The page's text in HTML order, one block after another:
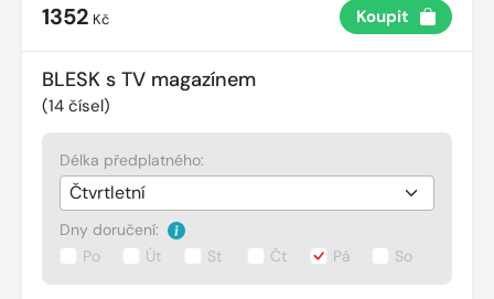
1352 Kč Koupit
BLESK s TV magazínem
(14 čísel)
Délka předplatného:
Dny doručení:
Po
Út St Čt Pá So